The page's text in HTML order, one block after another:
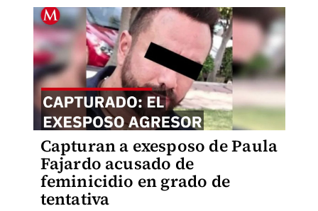
Capturan a exesposo de Paula
Fajardo acusado de
feminicidio en grado de
tentativa